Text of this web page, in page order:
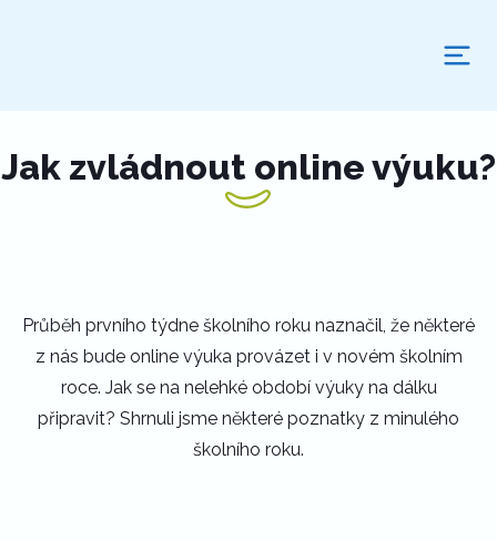
Jak zvládnout online výuku?
Průběh prvního týdne školního roku naznačil, že některé
z nás bude online výuka provázet i v novém školním
roce. Jak se na nelehké období výuky na dálku
připravit? Shrnuli jsme některé poznatky z minulého
školního roku.